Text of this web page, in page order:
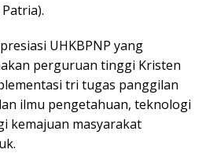
UHKBPNP yang
perguruan tinggi Kristen
tri tugas panggilan
ilmu pengetahuan, teknologi
kemajuan masyarakat